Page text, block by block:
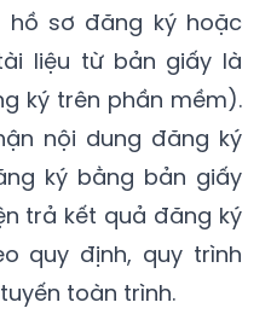
hồ sơ đăng ký hoặc
liệu từ bản giấy là
ký trên phần mềm).
nội dung đăng ký
ký bằng bản giấy
trả kết quả đăng ký
quy định, quy trình
toàn trình.